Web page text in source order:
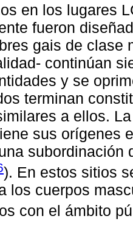
en los lugares
fueron
gais de clase
continúan
y se
terminan
a ellos.
sus orígenes
subordinación
). En estos sitios
los cuerpos
con el ámbito